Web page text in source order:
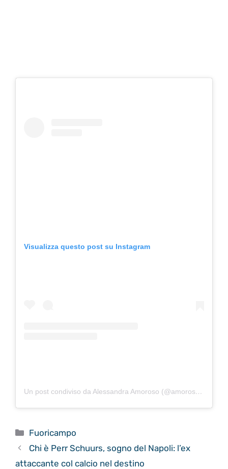
Visualizza questo post su Instagram
Un post condiviso da Alessandra Amoroso (@amorosoof)
Categorie
Fuoricampo
Chi è Perr Schuurs, sogno del Napoli: l’ex
attaccante col calcio nel destino